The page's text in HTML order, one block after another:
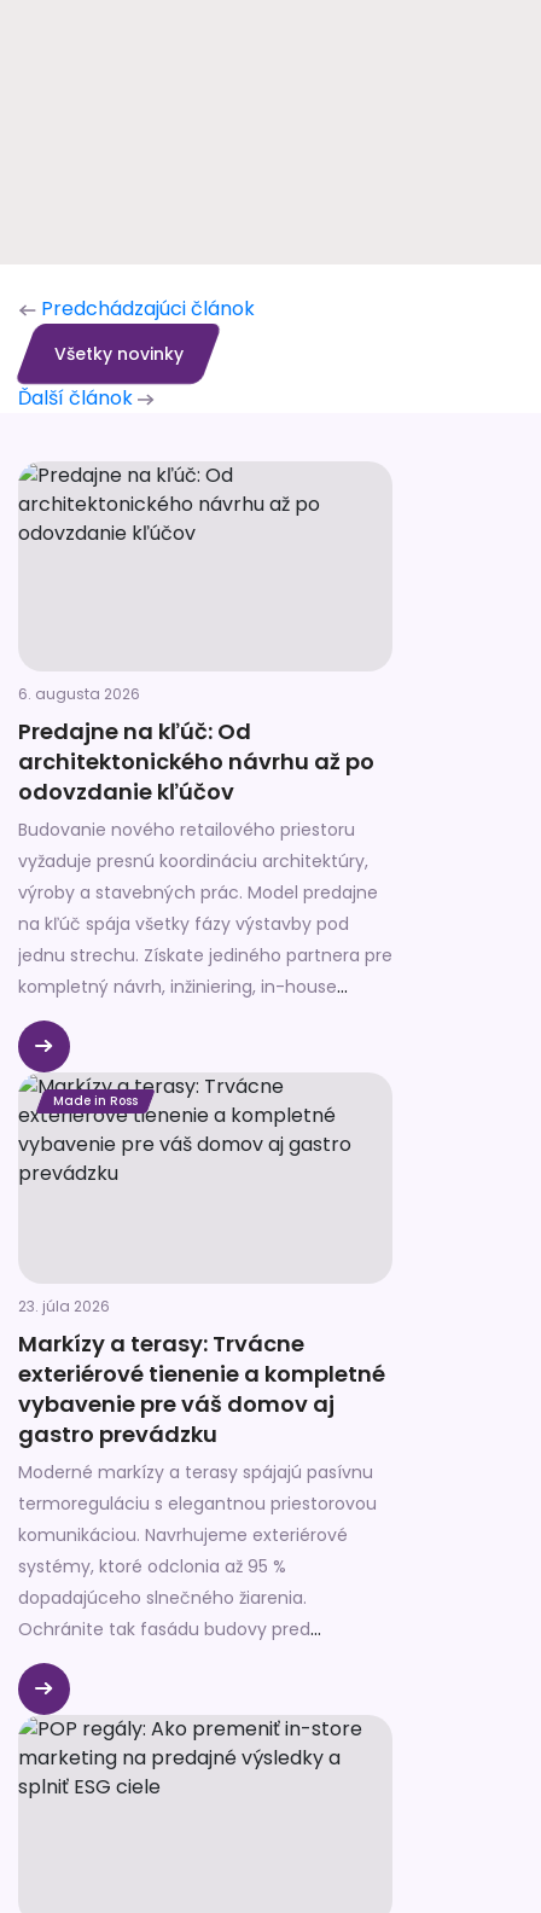
Predchádzajúci článok
Všetky novinky
Ďalší článok
6. augusta 2026
Predajne na kľúč: Od
architektonického návrhu až po
odovzdanie kľúčov
Budovanie nového retailového priestoru
vyžaduje presnú koordináciu architektúry,
výroby a stavebných prác. Model predajne
na kľúč spája všetky fázy výstavby pod
jednu strechu. Získate jediného partnera pre
kompletný návrh, inžiniering, in-house
výrobu aj záverečnú montáž. Eliminujete
tým nepredvídané riziká, nekompatibilitu
materiálov a navýšenie rozpočtu.
Made in Ross
23. júla 2026
Markízy a terasy: Trvácne
exteriérové tienenie a kompletné
vybavenie pre váš domov aj
gastro prevádzku
Moderné markízy a terasy spájajú pasívnu
termoreguláciu s elegantnou priestorovou
komunikáciou. Navrhujeme exteriérové
systémy, ktoré odclonia až 95 %
dopadajúceho slnečného žiarenia.
Ochránite tak fasádu budovy pred
prehrievaním. Zároveň dramaticky znížite
prevádzkové náklady na klimatizáciu
interiéru. Správne zvolená markíza vytvára
stabilnú mikroklímu počas horúcich letných
dní.